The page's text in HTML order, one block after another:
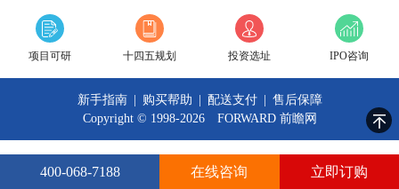
400-068-7188 在线咨询 立即订购
项目可研 十四五规划 投资选址 IPO咨询
新手指南 购买帮助 配送支付
售后保障
Copyright © 1998-2026 FORWARD 前瞻网